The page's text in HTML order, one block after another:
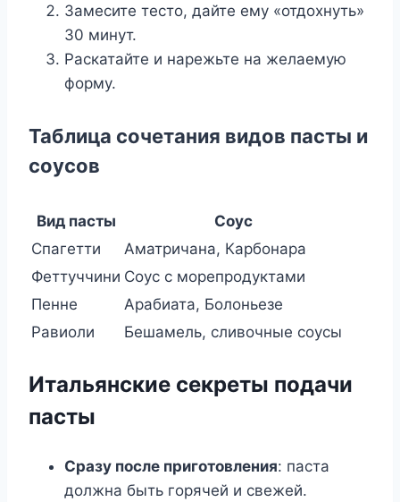
Замесите тесто, дайте ему «отдохнуть»
30 минут.
Раскатайте и нарежьте на желаемую
форму.
Таблица сочетания видов пасты и
соусов
Вид пасты
Соус
Спагетти
Аматричана, Карбонара
Феттуччини Соус с морепродуктами
Пенне
Арабиата, Болоньезе
Равиоли
Бешамель, сливочные соусы
Итальянские секреты подачи
пасты
Сразу после приготовления: паста
должна быть горячей и свежей.